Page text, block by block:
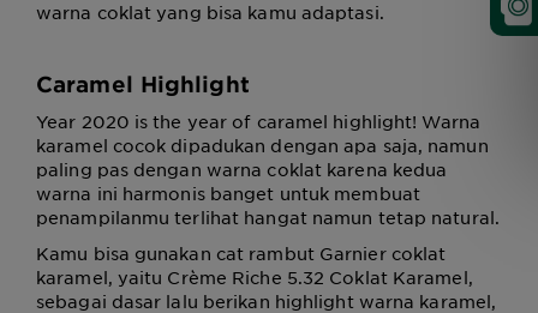
warna coklat yang bisa kamu adaptasi.
Caramel Highlight
Year 2020 is the year of caramel highlight! Warna
karamel cocok dipadukan dengan apa saja, namun
paling pas dengan warna coklat karena kedua
warna ini harmonis banget untuk membuat
penampilanmu terlihat hangat namun tetap natural.
Kamu bisa gunakan cat rambut Garnier coklat
karamel, yaitu Crème Riche 5.32 Coklat Karamel,
sebagai dasar lalu berikan highlight warna karamel,